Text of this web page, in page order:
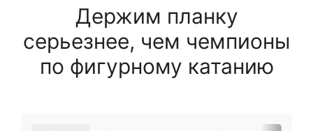
Держим планку
серьезнее, чем чемпионы
по фигурному катанию